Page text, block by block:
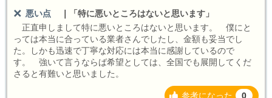
悪い点
「特に悪いところはないと思います」
正直申しまして特に悪いところはないと思います。 僕にと
っては本当に合っている業者さんでしたし、金額も妥当でし
た。しかも迅速で丁寧な対応には本当に感謝しているので
す。 強いて言うならば希望としては、全国でも展開してくだ
さると有難いと思いました。
参考になった 0